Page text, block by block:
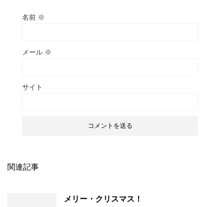
名前 ※
メール ※
サイト
関連記事
メリー・クリスマス！